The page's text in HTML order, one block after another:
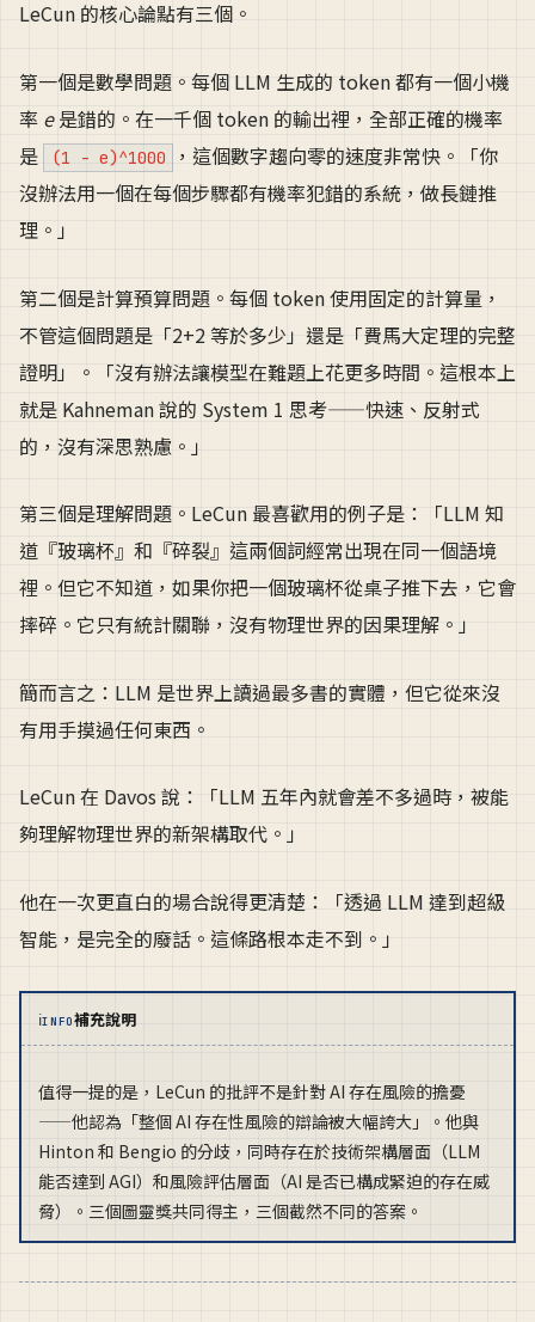
LeCun 的核心論點有三個。
第一個是數學問題。每個 LLM 生成的 token 都有一個小機
率 e是錯的。在一千個 token 的輸出裡，全部正確的機率
是
(1 - e)^1000
，這個數字趨向零的速度非常快。「你
沒辦法用一個在每個步驟都有機率犯錯的系統，做長鏈推
理。」
第二個是計算預算問題。每個 token 使用固定的計算量，
不管這個問題是「2+2 等於多少」還是「費馬大定理的完整
證明」。「沒有辦法讓模型在難題上花更多時間。這根本上
就是 Kahneman 說的 System 1 思考——快速、反射式
的，沒有深思熟慮。」
第三個是理解問題。LeCun 最喜歡用的例子是：「LLM 知
道『玻璃杯』和『碎裂』這兩個詞經常出現在同一個語境
裡。但它不知道，如果你把一個玻璃杯從桌子推下去，它會
摔碎。它只有統計關聯，沒有物理世界的因果理解。」
簡而言之：LLM 是世界上讀過最多書的實體，但它從來沒
有用手摸過任何東西。
LeCun 在 Davos 說：「LLM 五年內就會差不多過時，被能
夠理解物理世界的新架構取代。」
他在一次更直白的場合說得更清楚：「透過 LLM 達到超級
智能，是完全的廢話。這條路根本走不到。」
ℹINFO補充說明
值得一提的是，LeCun 的批評不是針對 AI 存在風險的擔憂
——他認為「整個 AI 存在性風險的辯論被大幅誇大」。他與
Hinton 和 Bengio 的分歧，同時存在於技術架構層面（LLM
能否達到 AGI）和風險評估層面（AI 是否已構成緊迫的存在威
脅）。三個圖靈獎共同得主，三個截然不同的答案。